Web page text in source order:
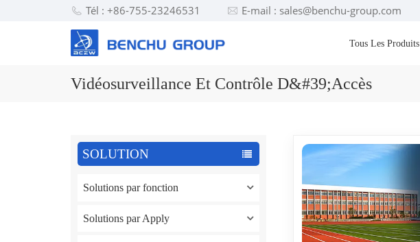
Tél : +86-755-23246531 E-mail : sales@benchu-group.com
Tous Les Produits
Vidéosurveillance Et Contrôle D&#39;accès
SOLUTION
Solutions par fonction
Solutions par Apply